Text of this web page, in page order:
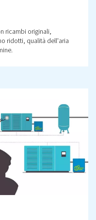
soluzioni